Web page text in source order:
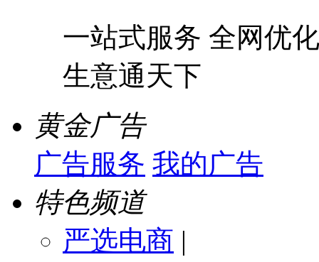
一站式服务 全网优
生意通天下
黄金广告
广告服务 我的广告
特色频道
严选电商 |